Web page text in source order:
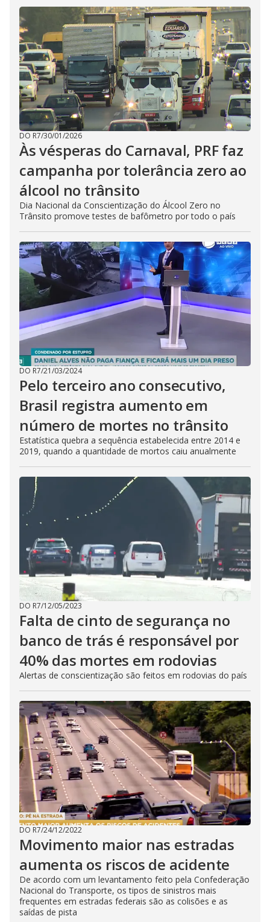
DO R7/30/01/2026
Às vésperas do Carnaval, PRF faz
campanha por tolerância zero ao
álcool no trânsito
Dia Nacional da Conscientização do Álcool Zero no
Trânsito promove testes de bafômetro por todo o país
DO R7/21/03/2024
Pelo terceiro ano consecutivo,
Brasil registra aumento em
número de mortes no trânsito
Estatística quebra a sequência estabelecida entre 2014 e
2019, quando a quantidade de mortos caiu anualmente
DO R7/12/05/2023
Falta de cinto de segurança no
banco de trás é responsável por
40% das mortes em rodovias
Alertas de conscientização são feitos em rodovias do país
DO R7/24/12/2022
Movimento maior nas estradas
aumenta os riscos de acidente
De acordo com um levantamento feito pela Confederação
Nacional do Transporte, os tipos de sinistros mais
frequentes em estradas federais são as colisões e as
saídas de pista